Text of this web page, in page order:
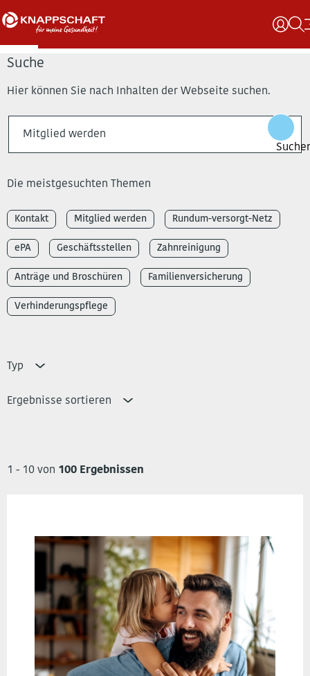
Suche
Hier können Sie nach Inhalten der Webseite suchen.
Die meistgesuchten Themen
Kontakt Mitglied werden Rundum-versorgt-Netz
ePA Geschäftsstellen Zahnreinigung
Anträge und Broschüren Familienversicherung
Verhinderungspflege
Typ
Ergebnisse sortieren
1 - 10 von 100 Ergebnissen